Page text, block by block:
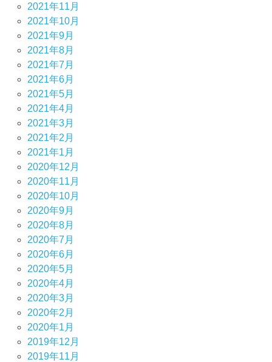
2021年11月
2021年10月
2021年9月
2021年8月
2021年7月
2021年6月
2021年5月
2021年4月
2021年3月
2021年2月
2021年1月
2020年12月
2020年11月
2020年10月
2020年9月
2020年8月
2020年7月
2020年6月
2020年5月
2020年4月
2020年3月
2020年2月
2020年1月
2019年12月
2019年11月